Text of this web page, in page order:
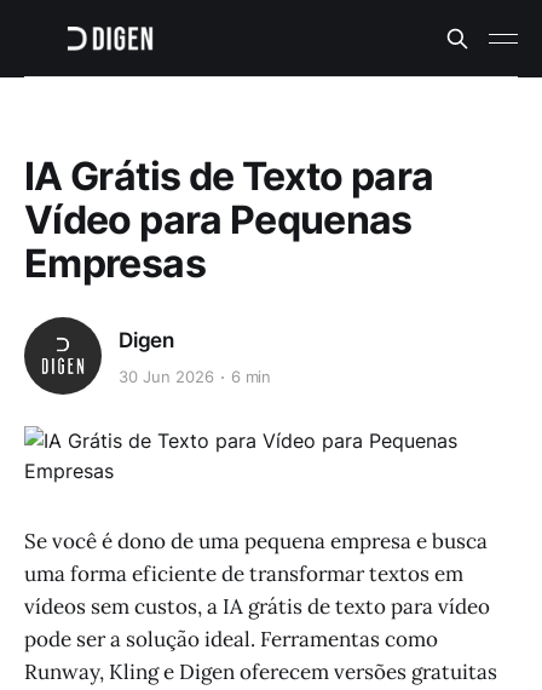
IA Grátis de Texto para
Vídeo para Pequenas
Empresas
Digen
30 Jun 2026 6 min
Se você é dono de uma pequena empresa e busca
uma forma eficiente de transformar textos em
vídeos sem custos, a IA grátis de texto para vídeo
pode ser a solução ideal. Ferramentas como
Runway, Kling e Digen oferecem versões gratuitas